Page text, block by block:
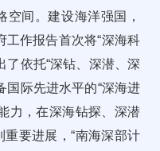
空间。建设海洋强国，
工作报告首次将“深海科
了依托“深钻、深潜、深
国际先进水平的“深海进
力，在深海钻探、深潜
要进展，“南海深部计